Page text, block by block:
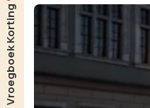
Vroegboek Korting